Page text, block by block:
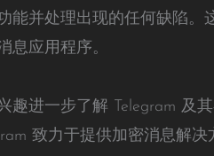
能并处理出现的任何缺陷。
息应用程序。
趣进一步了解 Telegram 及
致力于提供加密消息解